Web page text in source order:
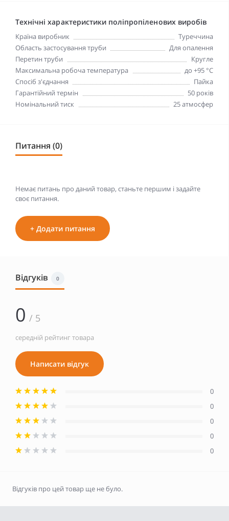
Технічні характеристики поліпропіленових виробів
Країна виробник
Туреччина
Область застосування труби
Для опалення
Перетин труби
Кругле
Максимальна робоча температура
до +95 °С
Спосіб з'єднання
Пайка
Гарантійний термін
50 років
Номінальний тиск
25 атмосфер
Питання (0)
Немає питань про даний товар, станьте першим і задайте
своє питання.
+ Додати питання
Відгуків 0
0 / 5
середній рейтинг товара
Написати відгук
0
0
0
0
0
Відгуків про цей товар ще не було.